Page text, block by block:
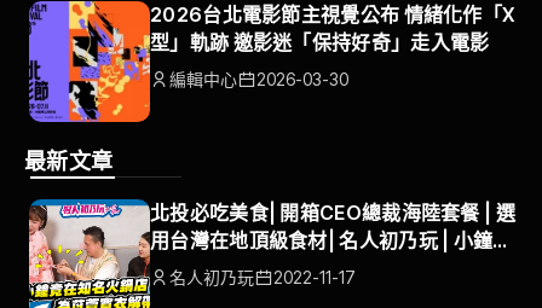
2026台北電影節主視覺公布 情緒化作「X
型」軌跡 邀影迷「保持好奇」走入電影
編輯中心 2026-03-30
最新文章
北投必吃美食| 開箱CEO總裁海陸套餐 | 選
用台灣在地頂級食材| 名人初乃玩 | 小鐘、
巫苡萱
名人初乃玩 2022-11-17